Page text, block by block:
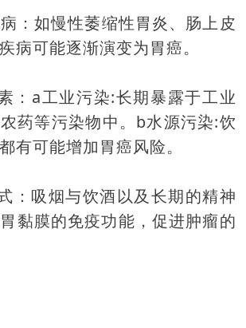
：如慢性萎缩性胃炎、肠上皮
病可能逐渐演变为胃癌。
：a工业污染:长期暴露于工业
药等污染物中。b水源污染:饮
有可能增加胃癌风险。
： 吸烟与饮酒以及长期的精神
黏膜的免疫功能，促进肿瘤的